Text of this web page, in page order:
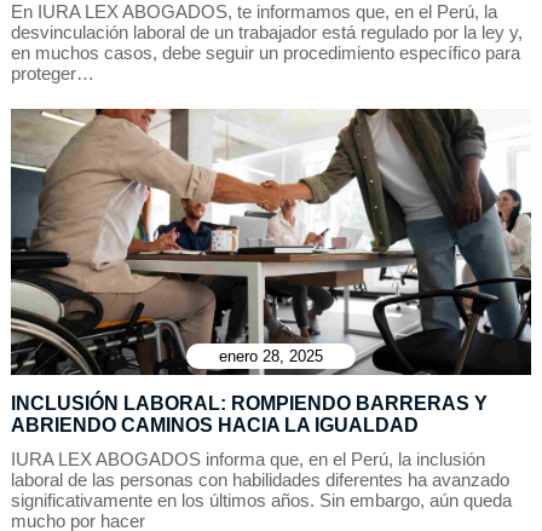
En IURA LEX ABOGADOS, te informamos que, en el Perú, la
desvinculación laboral de un trabajador está regulado por la ley y,
en muchos casos, debe seguir un procedimiento específico para
proteger…
enero 28, 2025
INCLUSIÓN LABORAL: ROMPIENDO BARRERAS Y
ABRIENDO CAMINOS HACIA LA IGUALDAD
IURA LEX ABOGADOS informa que, en el Perú, la inclusión
laboral de las personas con habilidades diferentes ha avanzado
significativamente en los últimos años. Sin embargo, aún queda
mucho por hacer